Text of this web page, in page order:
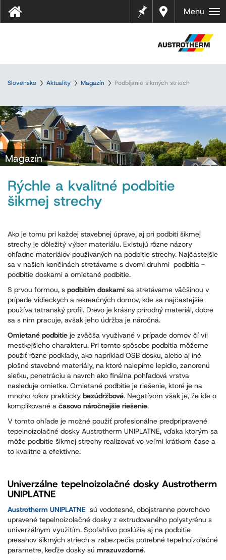
Najbliž
Pozná
mky
Menu
Slovensko Aktuality Magazín Podbíjanie šikmých striech
Magazín
Rýchle a kvalitné podbitie
šikmej strechy
Ako je tomu pri každej stavebnej úprave, aj pri podbití šikmej
strechy je dôležitý výber materiálu. Existujú rôzne názory
ohľadne materiálov používaných na podbitie strechy. Najčastejšie
sa v našich končinách stretávame s dvomi druhmi podbitia -
podbitie doskami a omietané podbitie.
S prvou formou, s podbitím doskami sa stretávame väčšinou v
prípade vidieckych a rekreačných domov, kde sa najčastejšie
používa tatranský profil. Drevo je krásny prírodný materiál, dobre
sa s ním pracuje, avšak jeho údržba je náročná.
Omietané podbitie je zväčša využívané v prípade domov čí víl
mestkejšieho charakteru. Pri tomto spôsobe podbitia môžeme
použiť rôzne podklady, ako napríklad OSB dosku, alebo aj iné
plošné stavebné materiály, na ktoré nalepíme lepidlo, zanorenú
sieťku, penetráciu a navrch ako finálna pohľadová vrstva
nasleduje omietka. Omietané podbitie je riešenie, ktoré je na
mnoho rokov prakticky bezúdržbové. Negatívom však je, že ide o
komplikované a časovo náročnejšie riešenie.
V tomto ohľade je možné použiť profesionálne predpripravené
tepelnoizolačné dosky Austrotherm UNIPLATNE, vďaka ktorým sa
môže podbitie šikmej strechy realizovať vo veľmi krátkom čase a
to kvalitne a efektívne.
Univerzálne tepelnoizolačné dosky Austrotherm
UNIPLATNE
Austrotherm UNIPLATNE sú vodotesné, obojstranne povrchovo
upravené tepelnoizolačné dosky z extrudovaného polystyrénu s
univerzálnym využitím. Spoľahlivo poslúžia aj na podbitie
presahov šikmých striech a zabezpečia potrebné tepelnoizolačné
parametre, keďže dosky sú mrazuvzdorné.